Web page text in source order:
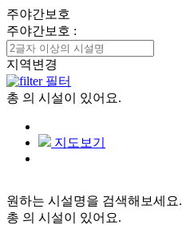
주야간보호
주야간보호 :
지역변경
필터
총 의 시설이 있어요.
지도보기
원하는 시설명을 검색해보세요.
총 의 시설이 있어요.